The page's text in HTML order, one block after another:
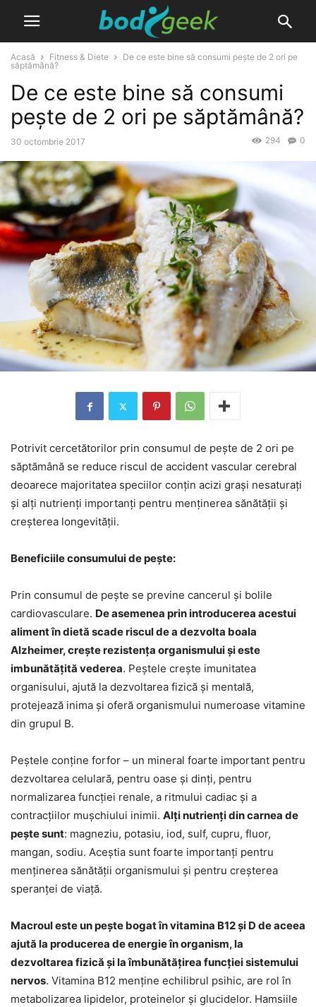
Acasă Fitness & Diete
De ce este bine să consumi pește de 2 ori pe
săptămână?
De ce este bine să consumi
pește de 2 ori pe săptămână?
30 octombrie 2017 0
294
Potrivit cercetătorilor prin consumul de pește de 2 ori pe
săptămână se reduce riscul de accident vascular cerebral
deoarece majoritatea speciilor conțin acizi grași nesaturați
și alți nutrienți importanți pentru menținerea sănătății și
creșterea longevității.
Beneficiile consumului de pește:
Prin consumul de pește se previne cancerul și bolile
cardiovasculare. De asemenea prin introducerea acestui
aliment în dietă scade riscul de a dezvolta boala
Alzheimer, crește rezistența organismului și este
imbunătățită vederea. Peștele crește imunitatea
organisului, ajută la dezvoltarea fizică și mentală,
protejează inima și oferă organismului numeroase vitamine
din grupul B.
Peștele conține forfor – un mineral foarte important pentru
dezvoltarea celulară, pentru oase și dinți, pentru
normalizarea funcției renale, a ritmului cadiac și a
contracțiilor mușchiului inimii. Alți nutrienți din carnea de
pește sunt: magneziu, potasiu, iod, sulf, cupru, fluor,
mangan, sodiu. Aceștia sunt foarte importanți pentru
menținerea sănătății organismului și pentru creșterea
speranței de viață.
Macroul este un pește bogat în vitamina B12 și D de aceea
ajută la producerea de energie în organism, la
dezvoltarea fizică și la îmbunătățirea funcției sistemului
nervos. Vitamina B12 menține echilibrul psihic, are rol în
metabolizarea lipidelor, proteinelor și glucidelor. Hamsiile